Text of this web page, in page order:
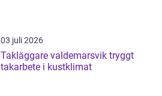
03 juli 2026
Takläggare valdemarsvik tryggt
takarbete i kustklimat